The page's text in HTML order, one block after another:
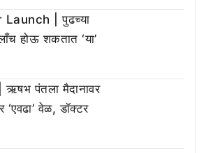
| पुढच्या
होऊ शकतात ‘या’
पंतला मैदानावर
‘एवढा’ वेळ, डॉक्टर